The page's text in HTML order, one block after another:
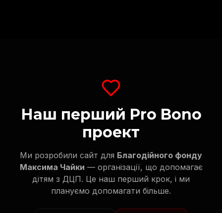
Наш перший Pro Bono
проект
Ми розробили сайт для Благодійного фонду
Максима Чайки — організації, що допомагає
дітям з ДЦП. Це наш перший крок, і ми
плануємо допомагати більше.